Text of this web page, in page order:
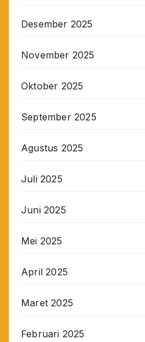
Desember 2025
November 2025
Oktober 2025
September 2025
Agustus 2025
Juli 2025
Juni 2025
Mei 2025
April 2025
Maret 2025
Februari 2025